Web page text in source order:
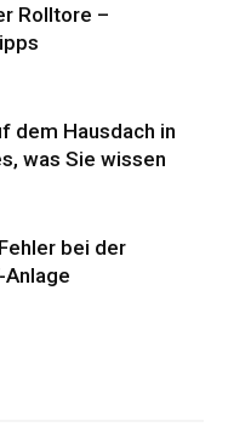
Rolltore –
dem Hausdach in
was Sie wissen
bei der
Anlage